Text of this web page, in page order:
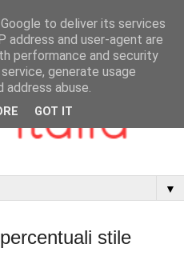
▼
stile
to deliver its services
address and user-agent are
performance and security
generate usage
abuse.
GOT IT